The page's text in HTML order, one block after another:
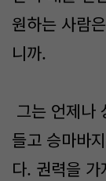
원하는 사람
니까.
그는 언제나
들고 승마바
다. 권력을